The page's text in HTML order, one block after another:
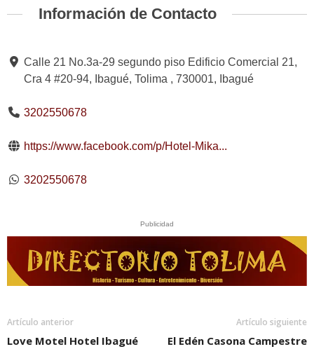
Información de Contacto
Calle 21 No.3a-29 segundo piso Edificio Comercial 21,
Cra 4 #20-94, Ibagué, Tolima , 730001, Ibagué
3202550678
https://www.facebook.com/p/Hotel-Mika...
3202550678
Publicidad
Artículo anterior
Love Motel Hotel Ibagué
Artículo siguiente
El Edén Casona Campestre